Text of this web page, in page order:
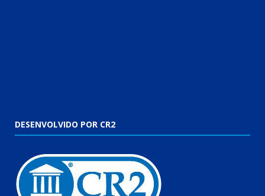
DESENVOLVIDO POR CR2